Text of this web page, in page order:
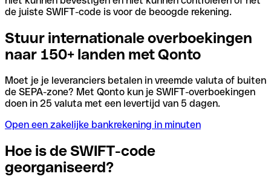
de juiste SWIFT-code is voor de beoogde rekening.
Stuur internationale overboekingen
naar 150+ landen met Qonto
Moet je je leveranciers betalen in vreemde valuta of buiten
de SEPA-zone? Met Qonto kun je SWIFT-overboekingen
doen in 25 valuta met een levertijd van 5 dagen.
Open een zakelijke bankrekening in minuten
Hoe is de SWIFT-code
georganiseerd?